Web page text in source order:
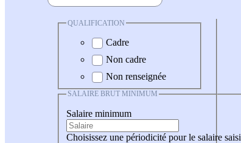
QUALIFICATION
Cadre
Non cadre
Non renseignée
SALAIRE BRUT MINIMUM
Salaire minimum
Choisissez une périodicité pour le salaire saisi